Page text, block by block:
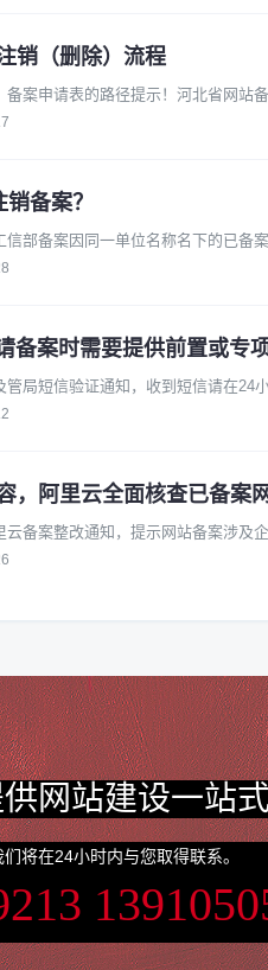
销（删除）流程
案申请表的路径提示！河北省网站
备案？
部备案因同一单位名称名下的已备
备案时需要提供前置或专
局短信验证通知，收到短信请在24
，阿里云全面核查已备案网
备案整改通知，提示网站备案涉及
网站建设一站式
将在24小时内与您取得联系。